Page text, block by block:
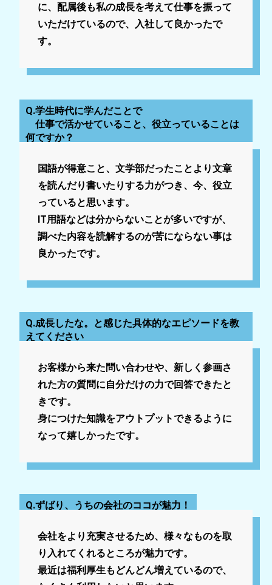
に、配属後も私の成長を考えて仕事を振って
いただけているので、入社して良かったで
す。
Q.学生時代に学んだことで
仕事で活かせていること、役立っていることは
何ですか？
国語が得意こと、文学部だったことより文章
を読んだり書いたりする力がつき、今、役立
っていると思います。
IT用語などは分からないことが多いですが、
調べた内容を読解するのが苦にならない事は
良かったです。
Q.成長したな。と感じた具体的なエピソードを教
えてください
お客様から来た問い合わせや、新しく参画さ
れた方の質問に自分だけの力で回答できたと
きです。
身につけた知識をアウトプットできるように
なって嬉しかったです。
Q.ずばり、うちの会社のココが魅力！
会社をより充実させるため、様々なものを取
り入れてくれるところが魅力です。
最近は福利厚生もどんどん増えているので、